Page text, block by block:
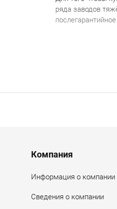
ряда заводов
Menu footer
Компания
Информация о компании
Сведения о компании